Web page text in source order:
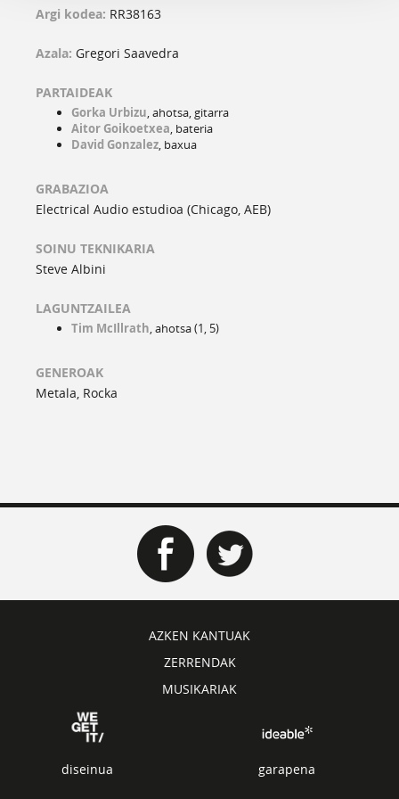
Argi kodea: RR38163
Azala: Gregori Saavedra
PARTAIDEAK
Gorka Urbizu, ahotsa, gitarra
Aitor Goikoetxea, bateria
David Gonzalez, baxua
GRABAZIOA
Electrical Audio estudioa (Chicago, AEB)
SOINU TEKNIKARIA
Steve Albini
LAGUNTZAILEA
Tim McIllrath, ahotsa (1, 5)
GENEROAK
Metala, Rocka
AZKEN KANTUAK
ZERRENDAK
MUSIKARIAK
diseinua garapena